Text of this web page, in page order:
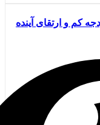
کم و ارتقای آینده